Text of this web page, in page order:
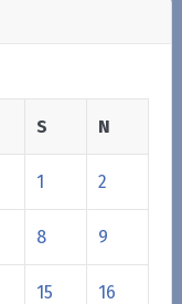
S N
1 2
8 9
15 16